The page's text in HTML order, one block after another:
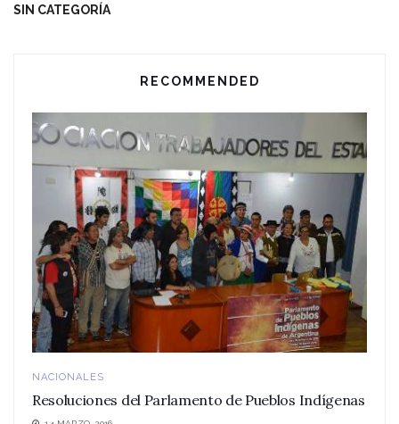
SIN CATEGORÍA
RECOMMENDED
NACIONALES
Resoluciones del Parlamento de Pueblos Indígenas